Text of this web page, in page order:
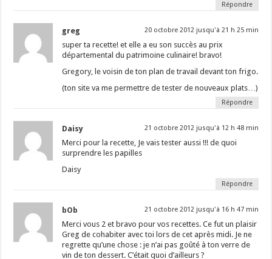
Répondre
greg 20 octobre 2012 jusqu'à 21 h 25 min
super ta recette! et elle a eu son succès au prix
départemental du patrimoine culinaire! bravo!
Gregory, le voisin de ton plan de travail devant ton frigo.
(ton site va me permettre de tester de nouveaux plats…)
Répondre
Daisy 21 octobre 2012 jusqu'à 12 h 48 min
Merci pour la recette, Je vais tester aussi !!! de quoi
surprendre les papilles
Daisy
Répondre
bOb 21 octobre 2012 jusqu'à 16 h 47 min
Merci vous 2 et bravo pour vos recettes. Ce fut un plaisir
Greg de cohabiter avec toi lors de cet après midi. Je ne
regrette qu’une chose : je n’ai pas goûté à ton verre de
vin de ton dessert. C’était quoi d’ailleurs ?